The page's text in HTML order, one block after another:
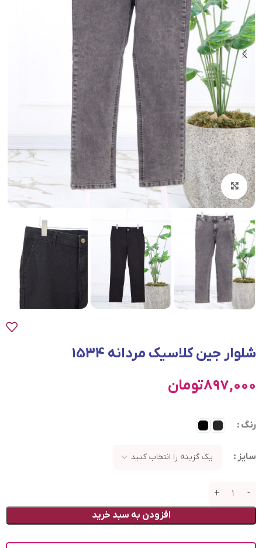
بزرگنمایی تصویر
شلوار جين كلاسيک مردانه 1534
897,000تومان
رنگ
سایز
افزودن به سبد خرید